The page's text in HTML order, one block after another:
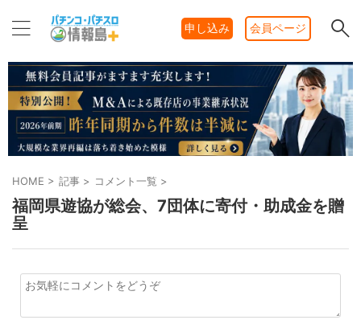
申し込み 会員ページ
HOME > 記事 > コメント一覧 >
福岡県遊協が総会、7団体に寄付・助成金を贈
呈